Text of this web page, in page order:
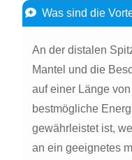
Was sind die
An der distalen
Mantel und die
auf einer Länge
bestmögliche
gewährleistet ist,
an ein geeignetes